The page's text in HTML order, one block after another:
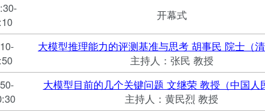
开幕式
大模型推理能力的评测基准与思考 胡事民 院士（清
主持人：张民 教授
大模型目前的几个关键问题 文继荣 教授（中国人
主持人：黄民烈 教授